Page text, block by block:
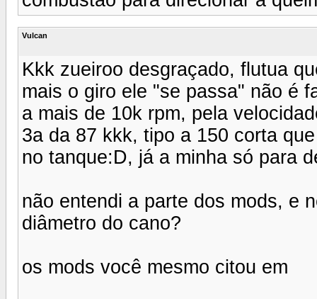
Vulcan
Kkk zueiroo desgraçado, flutua
mais o giro ele "se passa" não é
a mais de 10k rpm, pela
3a da 87 kkk, tipo a 150 corta
no tanque:D, já a minha só para
não entendi a parte dos mods, e
diâmetro do cano?
os mods você mesmo citou em